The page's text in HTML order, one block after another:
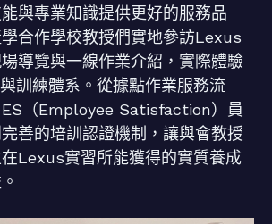
與專業知識提供更好的服務品
合作學校教授們實地參訪Lexus
導覽與一線作業介紹，實際體驗
訓練體系。從據點作業服務流
（Employee Satisfaction）員
善的培訓認證機制，讓與會教授
Lexus實習所能獲得的實質養成